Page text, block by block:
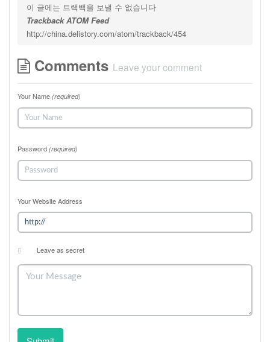
이 글에는 트랙백을 보낼 수 없습니다
Trackback ATOM Feed
http://china.delistory.com/atom/trackback/454
Comments Leave your comment
Your Name (required)
Password (required)
Your Website Address
Leave as secret